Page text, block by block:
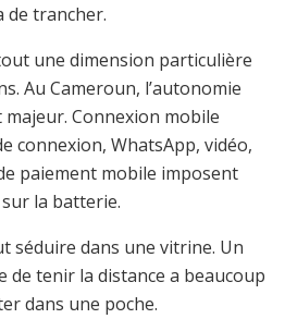
de trancher.
une dimension particulière
Au Cameroun, l’autonomie
majeur. Connexion mobile
connexion, WhatsApp, vidéo,
paiement mobile imposent
la batterie.
séduire dans une vitrine. Un
de tenir la distance a beaucoup
dans une poche.